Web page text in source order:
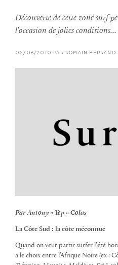
Découverte de cette zone surf
l'occasion de jolies conditions...
02/06/2010 PAR ROMAIN FERRAND
Par Antony « Yep » Colas
La Côte Sud : la côte méconnue
Quand on veut partir surfer l’été
a le choix entre l’Afrique Noire (ex :